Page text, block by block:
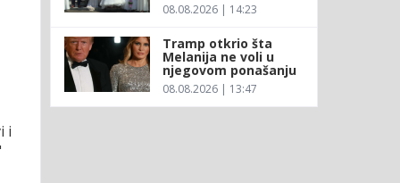
i
08.08.2026 | 14:23
Tramp otkrio šta
Melanija ne voli u
njegovom ponašanju
08.08.2026 | 13:47